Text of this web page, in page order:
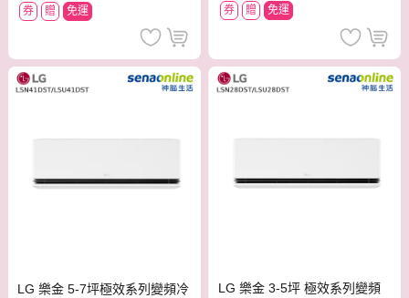
券
贈 免運
券
贈 免運
LG 樂金 5-7坪極效系列變頻冷
LG 樂金 3-5坪 極效系列變頻